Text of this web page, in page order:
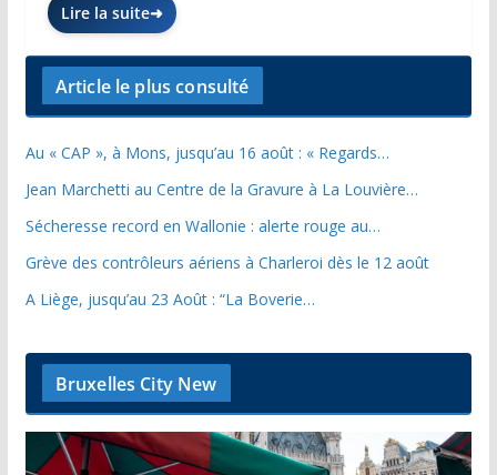
Lire la suite
Article le plus consulté
Au « CAP », à Mons, jusqu’au 16 août : « Regards…
Jean Marchetti au Centre de la Gravure à La Louvière…
Sécheresse record en Wallonie : alerte rouge au…
Grève des contrôleurs aériens à Charleroi dès le 12 août
A Liège, jusqu’au 23 Août : “La Boverie…
Bruxelles City New